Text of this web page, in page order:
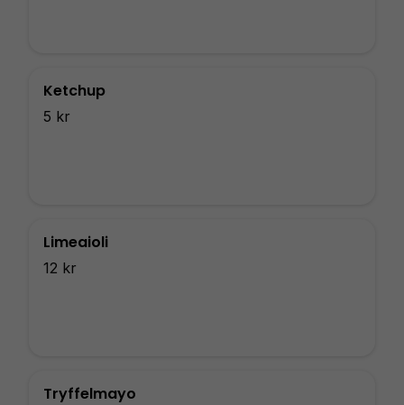
Ketchup
5 kr
Limeaioli
12 kr
Tryffelmayo